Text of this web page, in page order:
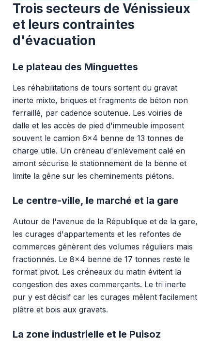
Trois secteurs de Vénissieux
et leurs contraintes
d'évacuation
Le plateau des Minguettes
Les réhabilitations de tours sortent du gravat
inerte mixte, briques et fragments de béton non
ferraillé, par cadence soutenue. Les voiries de
dalle et les accès de pied d'immeuble imposent
souvent le camion 6x4 benne de 13 tonnes de
charge utile. Un créneau d'enlèvement calé en
amont sécurise le stationnement de la benne et
limite la gêne sur les cheminements piétons.
Le centre-ville, le marché et la gare
Autour de l'avenue de la République et de la gare,
les curages d'appartements et les refontes de
commerces génèrent des volumes réguliers mais
fractionnés. Le 8x4 benne de 17 tonnes reste le
format pivot. Les créneaux du matin évitent la
congestion des axes commerçants. Le tri inerte
pur y est décisif car les curages mêlent facilement
plâtre et bois aux gravats.
La zone industrielle et le Puisoz